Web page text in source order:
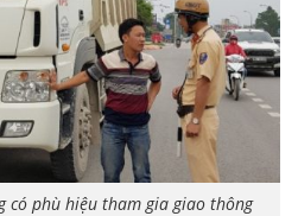
có phù hiệu tham gia giao thông